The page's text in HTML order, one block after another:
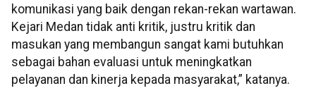
komunikasi yang baik dengan rekan-rekan wartawan.
Kejari Medan tidak anti kritik, justru kritik dan
masukan yang membangun sangat kami butuhkan
sebagai bahan evaluasi untuk meningkatkan
pelayanan dan kinerja kepada masyarakat,” katanya.